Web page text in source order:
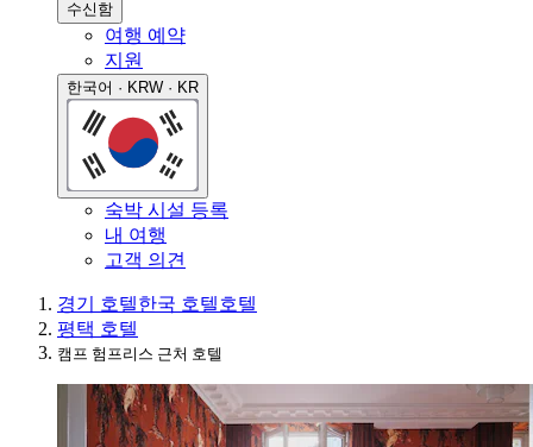
수신함
여행 예약
지원
한국어 · KRW · KR
숙박 시설 등록
내 여행
고객 의견
경기 호텔한국 호텔호텔
평택 호텔
캠프 험프리스 근처 호텔